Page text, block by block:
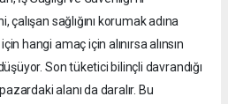
sağlığını korumak adına
hangi amaç için alınırsa alınsın
Son tüketici bilinçli davrandığı
alanı da daralır. Bu